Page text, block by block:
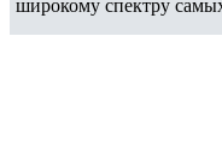
широкому спектру